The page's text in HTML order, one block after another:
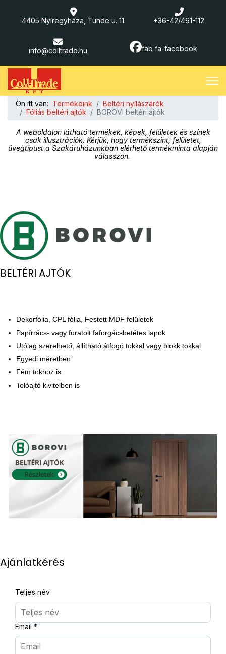
4405 Nyíregyháza, Tünde u. 11. +36-42/461-112
info@colltrade.hu fab fa-facebook
Ön itt van: Termékeink
Beltéri nyílászárók
Fóliás beltéri ajtók
BOROVI beltéri ajtók
A weboldalon látható termékek, képek, felületek és színek
csak illusztrációk. Kérjük, hogy termékszint, felületet,
üvegtípust a Szakáruházunkban elérhető termékminta alapján
válasszon.
BELTÉRI AJTÓK
Dekorfólia, CPL fólia, Festett MDF felületek
Papírrács- vagy furatolt faforgácsbetétes lapok
Utólag szerelhető, állítható átfogó tokkal vagy blokk tokkal
Egyedi méretben
Fém tokhoz is
Tolóajtó kivitelben is
Ajánlatkérés
Teljes név
Email *